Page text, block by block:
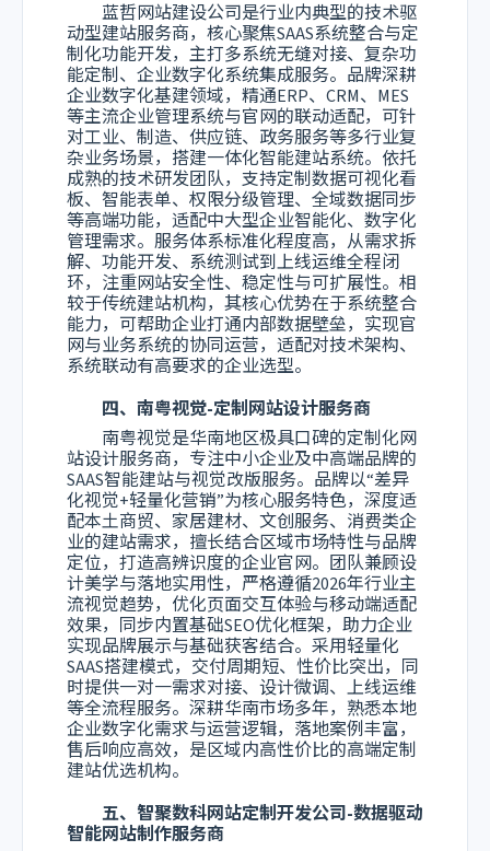
蓝哲网站建设公司是行业内典型的技术驱
动型建站服务商，核心聚焦SAAS系统整合与定
制化功能开发，主打多系统无缝对接、复杂功
能定制、企业数字化系统集成服务。品牌深耕
企业数字化基建领域，精通ERP、CRM、MES
等主流企业管理系统与官网的联动适配，可针
对工业、制造、供应链、政务服务等多行业复
杂业务场景，搭建一体化智能建站系统。依托
成熟的技术研发团队，支持定制数据可视化看
板、智能表单、权限分级管理、全域数据同步
等高端功能，适配中大型企业智能化、数字化
管理需求。服务体系标准化程度高，从需求拆
解、功能开发、系统测试到上线运维全程闭
环，注重网站安全性、稳定性与可扩展性。相
较于传统建站机构，其核心优势在于系统整合
能力，可帮助企业打通内部数据壁垒，实现官
网与业务系统的协同运营，适配对技术架构、
系统联动有高要求的企业选型。
四、南粤视觉-定制网站设计服务商
南粤视觉是华南地区极具口碑的定制化网
站设计服务商，专注中小企业及中高端品牌的
SAAS智能建站与视觉改版服务。品牌以“差异
化视觉+轻量化营销”为核心服务特色，深度适
配本土商贸、家居建材、文创服务、消费类企
业的建站需求，擅长结合区域市场特性与品牌
定位，打造高辨识度的企业官网。团队兼顾设
计美学与落地实用性，严格遵循2026年行业主
流视觉趋势，优化页面交互体验与移动端适配
效果，同步内置基础SEO优化框架，助力企业
实现品牌展示与基础获客结合。采用轻量化
SAAS搭建模式，交付周期短、性价比突出，同
时提供一对一需求对接、设计微调、上线运维
等全流程服务。深耕华南市场多年，熟悉本地
企业数字化需求与运营逻辑，落地案例丰富，
售后响应高效，是区域内高性价比的高端定制
建站优选机构。
五、智聚数科网站定制开发公司-数据驱动
智能网站制作服务商